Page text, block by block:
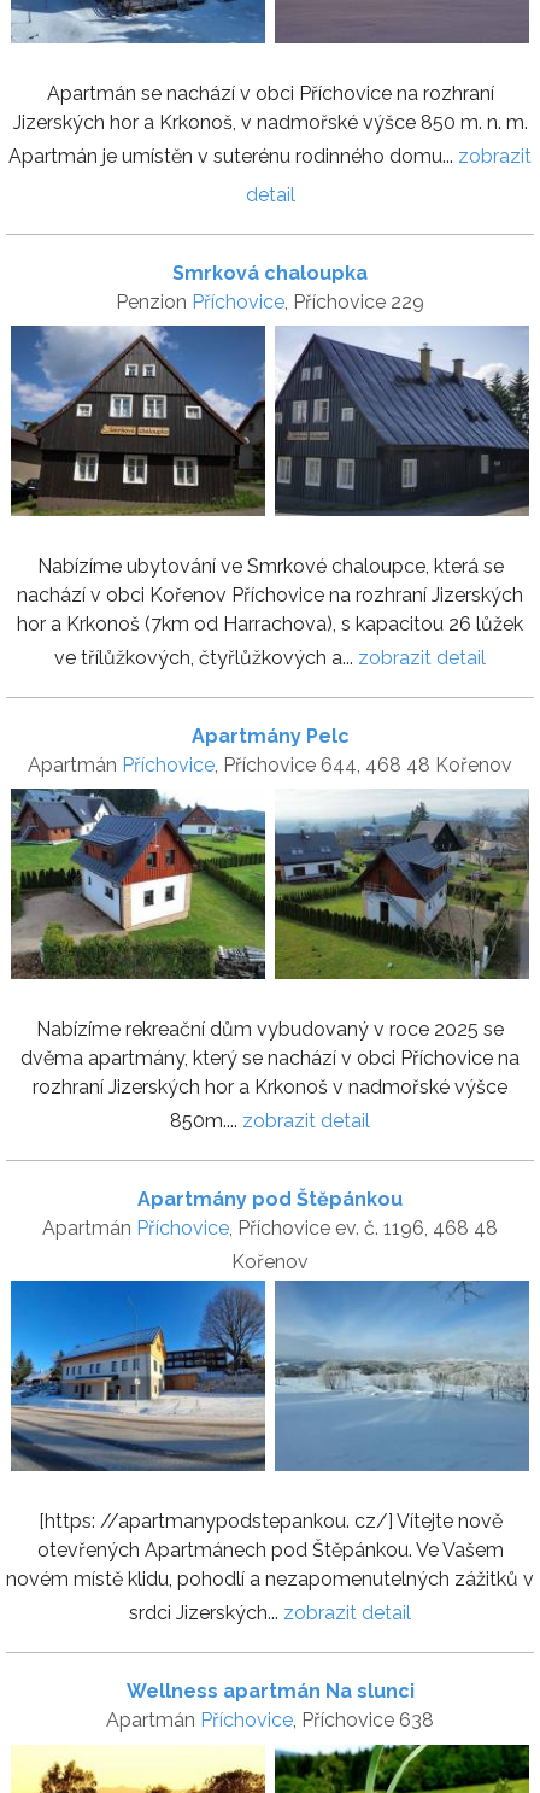
Apartmán se nachází v obci Příchovice na rozhraní
Jizerských hor a Krkonoš, v nadmořské výšce 850 m. n. m.
Apartmán je umístěn v suterénu rodinného domu... zobrazit
detail
Smrková chaloupka
Penzion Příchovice, Příchovice 229
Nabízíme ubytování ve Smrkové chaloupce, která se
nachází v obci Kořenov Příchovice na rozhraní Jizerských
hor a Krkonoš (7km od Harrachova), s kapacitou 26 lůžek
ve třílůžkových, čtyřlůžkových a... zobrazit detail
Apartmány Pelc
Apartmán Příchovice, Příchovice 644, 468 48 Kořenov
Nabízíme rekreační dům vybudovaný v roce 2025 se
dvěma apartmány, který se nachází v obci Příchovice na
rozhraní Jizerských hor a Krkonoš v nadmořské výšce
850m.... zobrazit detail
Apartmány pod Štěpánkou
Apartmán Příchovice, Příchovice ev. č. 1196, 468 48
Kořenov
[https: //apartmanypodstepankou. cz/] Vítejte nově
otevřených Apartmánech pod Štěpánkou. Ve Vašem
novém místě klidu, pohodlí a nezapomenutelných zážitků v
srdci Jizerských... zobrazit detail
Wellness apartmán Na slunci
Apartmán Příchovice, Příchovice 638